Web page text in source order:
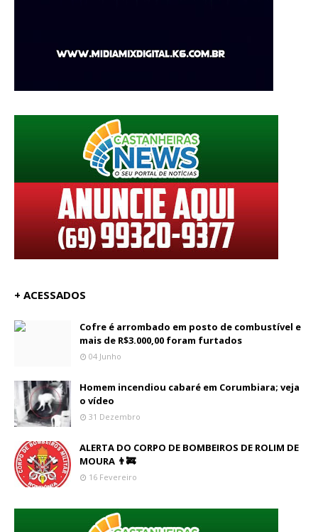
+ ACESSADOS
Cofre é arrombado em posto de combustível e
mais de R$3.000,00 foram furtados
04 Junho
Homem incendiou cabaré em Corumbiara; veja
o vídeo
31 Dezembro
ALERTA DO CORPO DE BOMBEIROS DE ROLIM DE
MOURA 👨‍🚒
16 Fevereiro